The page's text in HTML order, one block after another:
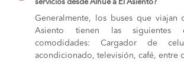
servicios desde Alhué a El Asiento?
Generalmente, los buses que viajan
Asiento tienen las siguientes
comodidades: Cargador de
acondicionado, televisión, café, entre